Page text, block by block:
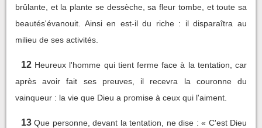
brûlante, et la plante se dessèche, sa fleur tombe, et toute sa
beautés'évanouit. Ainsi en est-il du riche : il disparaîtra au
milieu de ses activités.
12 Heureux l'homme qui tient ferme face à la tentation, car
après avoir fait ses preuves, il recevra la couronne du
vainqueur : la vie que Dieu a promise à ceux qui l'aiment.
13 Que personne, devant la tentation, ne dise : « C'est Dieu